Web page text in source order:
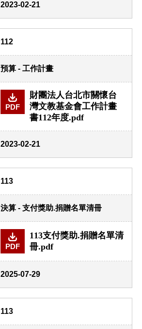
2023-02-21
112
預算 - 工作計畫
PDF
財團法人台北市關懷台
灣文教基金會工作計畫
書112年度.pdf
2023-02-21
113
決算 - 支付獎助.捐贈名單清冊
PDF
113支付獎助.捐贈名單清
冊.pdf
2025-07-29
113